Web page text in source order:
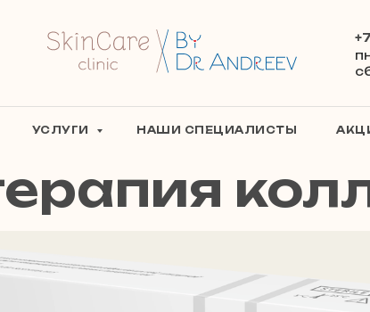
УСЛУГИ НАШИ СПЕЦИАЛИСТЫ